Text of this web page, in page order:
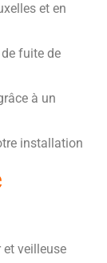
et en
fuite de
à un
installation
et veilleuse